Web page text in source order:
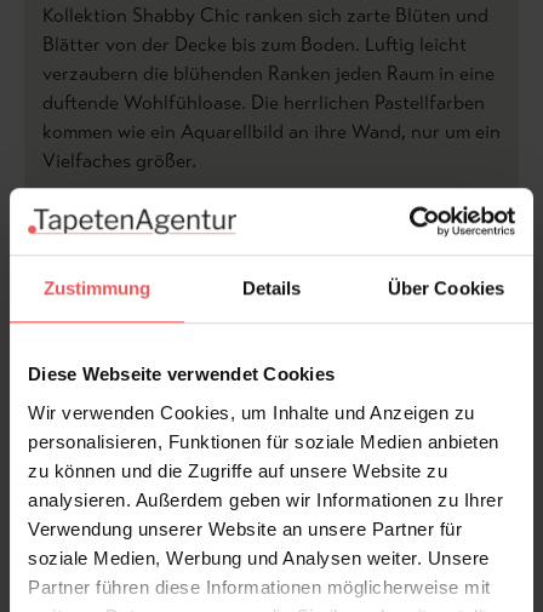
Zustimmung Details Über Cookies
Diese Webseite verwendet Cookies
Wir verwenden Cookies, um Inhalte und Anzeigen zu
personalisieren, Funktionen für soziale Medien anbieten
zu können und die Zugriffe auf unsere Website zu
analysieren. Außerdem geben wir Informationen zu Ihrer
Verwendung unserer Website an unsere Partner für
soziale Medien, Werbung und Analysen weiter. Unsere
Partner führen diese Informationen möglicherweise mit
Kollektion Shabby Chic ranken sich zarte Blüten und
Blätter von der Decke bis zum Boden. Luftig leicht
verzaubern die blühenden Ranken jeden Raum in eine
duftende Wohlfühloase. Die herrlichen Pastellfarben
kommen wie ein Aquarellbild an ihre Wand, nur um ein
Vielfaches größer.
Die Tapete Wisteria passt perfekt in ein Wohnzimmer
mit Vintage-Möbeln, einem Schiffsboden und
schicken alten Kommoden. Die großen Ranken runden
den Stil mit der hübschen Patina und dem Used-Look
eingerichtete Wohnung bekommt einen ganz
besonderen Charme, wenn sich zwischen weißen
glatten Möbeln und klaren Formen die Blüten und
Blätter ihren Weg bahnen. Fragen Sie gern auch nach
einem Sondermaß!
Sondermaß möglich. Die Tapete ist zu groß oder zu